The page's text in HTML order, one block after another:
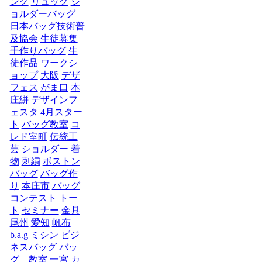
ョルダーバッグ
日本バッグ技術普
及協会 生徒募集
手作りバッグ 生
徒作品 ワークシ
ョップ 大阪 デザ
フェス がま口 本
庄絣 デザインフ
ェスタ 4月スター
ト バッグ教室 コ
レド室町 伝統工
芸 ショルダー 着
物 刺繍 ボストン
バッグ バッグ作
り 本庄市 バッグ
コンテスト
トー
ト セミナー 金具
尾州 愛知 帆布
b.a.g ミシン ビジ
ネスバッグ バッ
グ 教室 一宮 カ